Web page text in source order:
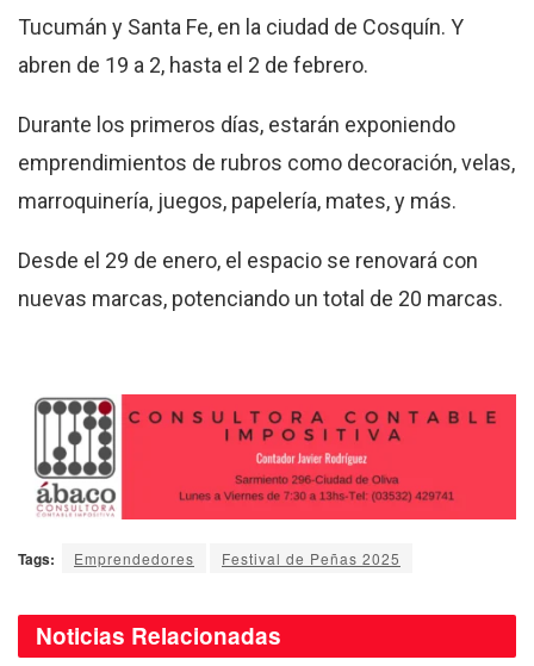
Tucumán y Santa Fe, en la ciudad de Cosquín. Y
abren de 19 a 2, hasta el 2 de febrero.
Durante los primeros días, estarán exponiendo
emprendimientos de rubros como decoración, velas,
marroquinería, juegos, papelería, mates, y más.
Desde el 29 de enero, el espacio se renovará con
nuevas marcas, potenciando un total de 20 marcas.
Tags: Emprendedores Festival de Peñas 2025
Noticias Relacionadas